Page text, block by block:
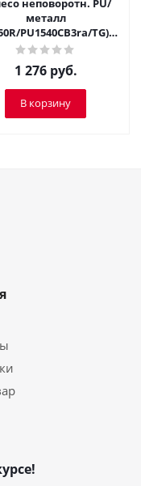
неповоротн. PU/
металл
PU1540CB3ra/TG)
150мм
1 276руб.
В корзину